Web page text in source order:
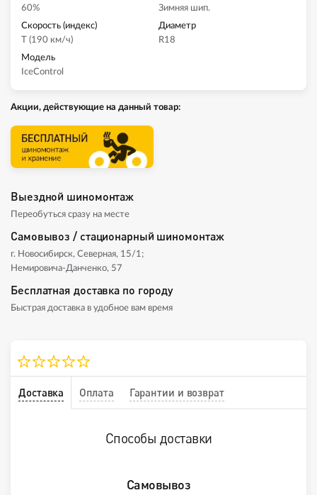
60%
Зимняя шип.
Скорость (индекс)
T (190 км/ч)
Диаметр
R18
Модель
IceControl
Акции, действующие на данный товар:
Выездной шиномонтаж
Переобуться сразу на месте
Самовывоз / стационарный шиномонтаж
г. Новосибирск, Северная, 15/1;
Немировича-Данченко, 57
Бесплатная доставка по городу
Быстрая доставка в удобное вам время
Доставка Оплата Гарантии и возврат
Способы доставки
Самовывоз